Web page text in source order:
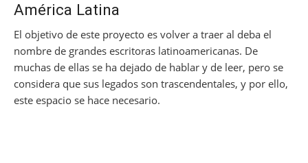
América Latina
El objetivo de este proyecto es volver a traer al deba el
nombre de grandes escritoras latinoamericanas. De
muchas de ellas se ha dejado de hablar y de leer, pero se
considera que sus legados son trascendentales, y por ello,
este espacio se hace necesario.